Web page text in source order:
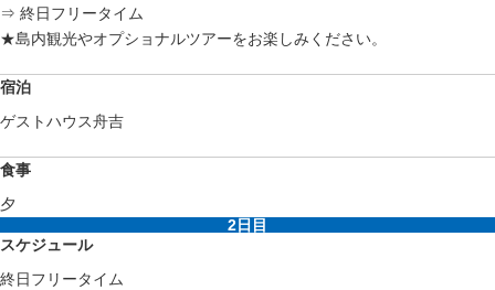
⇒ 終日フリータイム
★島内観光やオプショナルツアーをお楽しみください。
宿泊
ゲストハウス舟吉
食事
夕
2日目
スケジュール
終日フリータイム